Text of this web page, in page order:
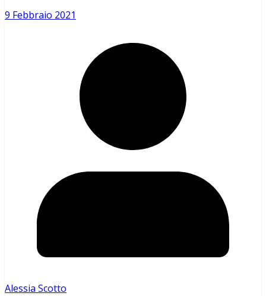
9 Febbraio 2021
Alessia Scotto